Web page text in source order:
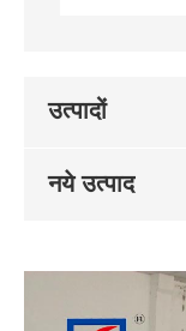
उत्पादों
नये उत्पाद